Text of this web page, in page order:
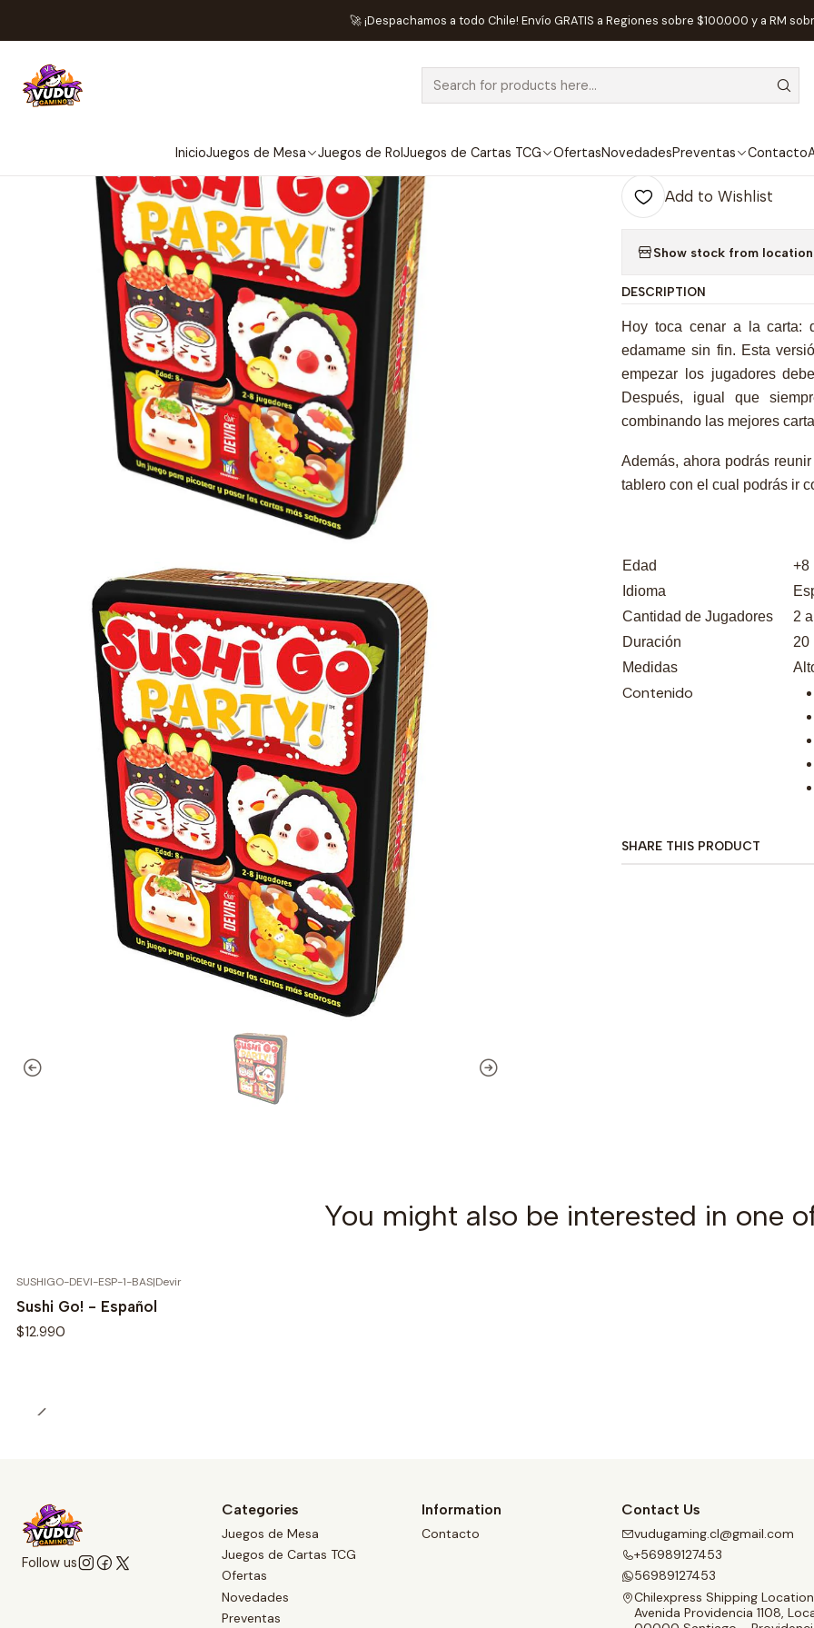
InicioJuegos de Mesa Juegos de RolJuegos de Cartas TCG OfertasNovedadesPreventas Contacto
🚀 ¡Despachamos a todo Chile! Envío GRATIS a Regiones sobre $100.000 y a RM
Home Juegos de Mesa Editorial Devir Sushi Go Party! -
Sushi Go
Quantity
Add to Wishlist
Show stock from
DESCRIPTION
Hoy toca cenar a la carta:
edamame sin fin. Esta
empezar los jugadores
Después, igual que
combinando las mejores
Además, ahora podrás
tablero con el cual podrás ir
Edad
+8
Idioma
Cantidad de Jugadores
2
Duración
20
Medidas
Contenido
SHARE THIS PRODUCT
You might also be interested in one
SUSHIGO-DEVI-ESP-1-BAS|Devir
Sushi Go! - Español
$12.990
Follow us
Categories
Juegos de Mesa
Juegos de Cartas TCG
Ofertas
Novedades
Preventas
Information
Contacto
Contact Us
vudugaming.cl@gmail.com
+56989127453
56989127453
Chilexpress Shipping Location
Avenida Providencia 1108,